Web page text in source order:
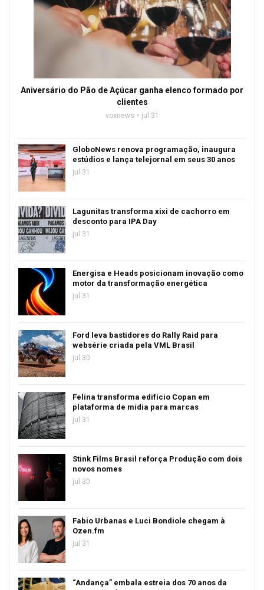
Aniversário do Pão de Açúcar ganha elenco formado por
clientes
voxnews jul 31
GloboNews renova programação, inaugura
estúdios e lança telejornal em seus 30 anos
jul 31
Lagunitas transforma xixi de cachorro em
desconto para IPA Day
jul 31
Energisa e Heads posicionam inovação como
motor da transformação energética
jul 31
Ford leva bastidores do Rally Raid para
websérie criada pela VML Brasil
jul 30
Felina transforma edifício Copan em
plataforma de mídia para marcas
jul 31
Stink Films Brasil reforça Produção com dois
novos nomes
jul 30
Fabio Urbanas e Luci Bondiole chegam à
Ozen.fm
jul 31
“Andança” embala estreia dos 70 anos da